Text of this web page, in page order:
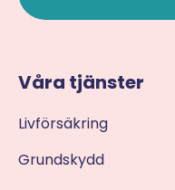
Våra tjänster
Livförsäkring
Grundskydd